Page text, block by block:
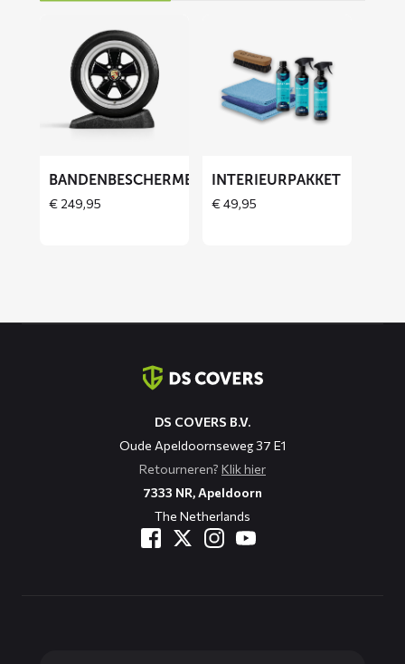
Bandenbeschermers
BANDENBESCHERMERS
€ 249,95
Interieurpakket
INTERIEURPAKKET
€49,95
DS COVERS B.V.
Oude Apeldoornseweg 37 E1
Retourneren? Klik hier
7333 NR, Apeldoorn
The Netherlands